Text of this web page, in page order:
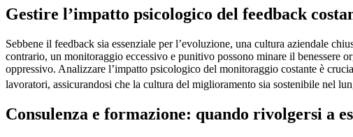
Gestire l’impatto psicologico del feedback
Sebbene il feedback sia essenziale per l’evoluzione, una cultura aziendale
contrario, un monitoraggio eccessivo e punitivo possono minare il benessere
oppressivo. Analizzare l’impatto psicologico del monitoraggio costante è
lavoratori, assicurandosi che la cultura del miglioramento sia sostenibile nel
Consulenza e formazione: quando rivolgersi a